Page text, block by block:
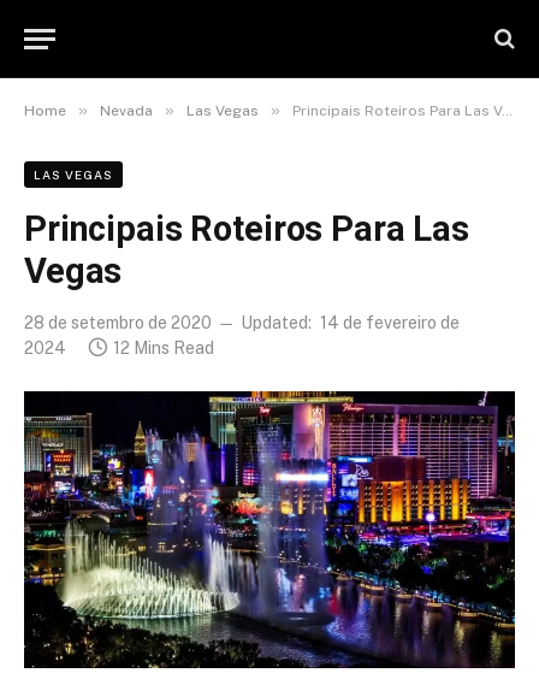
Home » Nevada » Las Vegas » Principais Roteiros Para Las Vegas
LAS VEGAS
Principais Roteiros Para Las
Vegas
28 de setembro de 2020 Updated: 14 de fevereiro de
2024
12 Mins Read